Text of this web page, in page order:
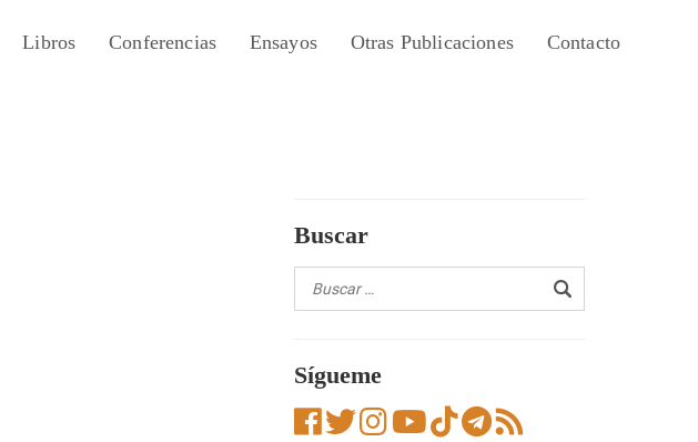
Libros Conferencias Ensayos Otras Publicaciones Contacto
Buscar
Sígueme